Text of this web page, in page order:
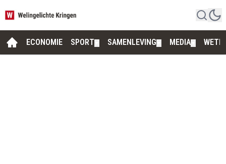
ECONOMIE SPORT SAMENLEVING MEDIA